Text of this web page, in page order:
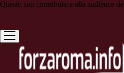
Questo sito contribuisce alla audience de